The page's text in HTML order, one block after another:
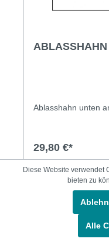
Ablasshahn unten
29,80 €*
In
Diese Website verwendet
bieten zu
Alle